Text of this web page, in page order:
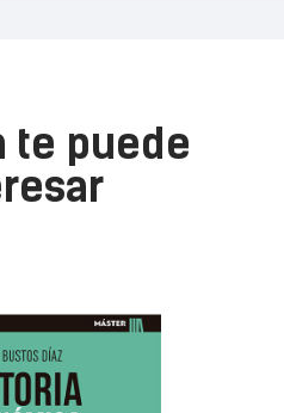
te puede